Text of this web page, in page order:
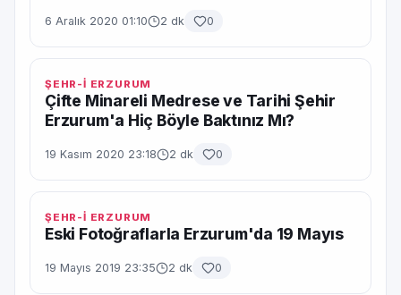
6 Aralık 2020 01:10 2 dk 0
ŞEHR-İ ERZURUM
Çifte Minareli Medrese ve Tarihi Şehir
Erzurum'a Hiç Böyle Baktınız Mı?
19 Kasım 2020 23:18 2 dk 0
ŞEHR-İ ERZURUM
Eski Fotoğraflarla Erzurum'da 19 Mayıs
19 Mayıs 2019 23:35 2 dk 0